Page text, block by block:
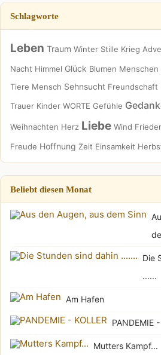
Schlagworte
Leben Traum Winter Stille Krieg
Nacht Himmel Glück Blumen Menschen
Tiere Mensch Sehnsucht Freundschaft
Trauer Kinder WORTE Gefühle
Weihnachten Herz Liebe Wind
Freude Hoffnung Zeit Einsamkeit
Beliebt diesen Monat
Die
......
Am Hafen
PANDEMIE
Mutters Kampf...